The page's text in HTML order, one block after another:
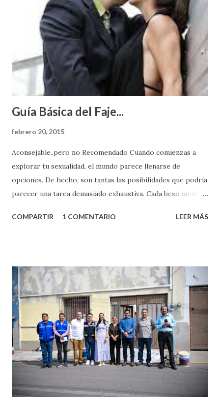
Guía Básica del Faje...
febrero 20, 2015
Aconsejable..pero no Recomendado Cuando comienzas a
explorar tu sexualidad, el mundo parece llenarse de
opciones. De hecho, son tantas las posibilidades que podría
parecer una tarea demasiado exhaustiva. Cada beso incita
partes de ti que jamás hubieras imaginado. El problema es
conoces ni la mitad de lo que deberías saber. Pero incluso
quienes ya han tenido relaciones sexuales no son expertos
o expertas en el tema. Siempre hay algo nuevo que
aprender y nuevas experiencias que conocer. Si eres una
chica y aún no has tenido relaciones sexuales, tal vez
pienses que el sexo será increíble y no puedas esperar para
experimentarlo, pero como cualquier persona con
experiencia te dirá, siempre es mejor cuando ambas partes
son suficientemen...
COMPARTIR 1 COMENTARIO LEER MÁS